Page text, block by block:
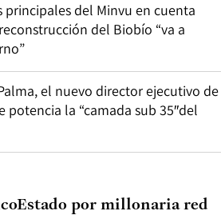
principales del Minvu en cuenta
del Biobío “va a
el nuevo director ejecutivo de
potencia la “camada sub 35″del
por millonaria red